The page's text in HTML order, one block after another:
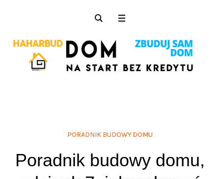
PORADNIK BUDOWY DOMU
Poradnik budowy domu,